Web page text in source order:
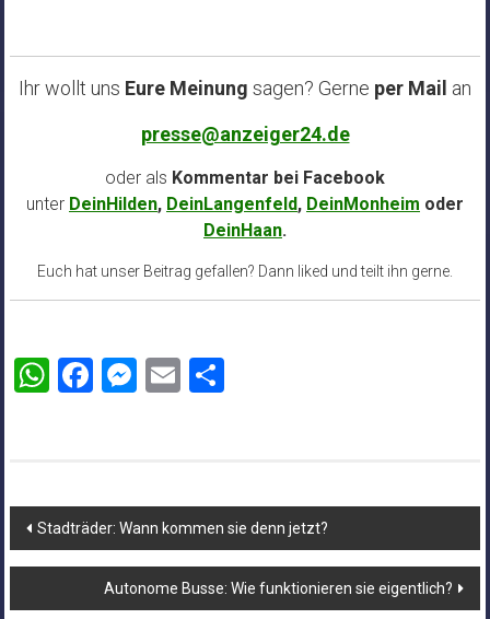
Ihr wollt uns Eure Meinung sagen? Gerne per Mail an
presse@anzeiger24.de
oder als Kommentar bei Facebook
unter DeinHilden, DeinLangenfeld, DeinMonheim oder
DeinHaan.
Euch hat unser Beitrag gefallen? Dann liked und teilt ihn gerne.
WhatsApp
Facebook
Messenger
EmailTeilen
Beitragsnavigation
Stadträder: Wann kommen sie denn jetzt?
Autonome Busse: Wie funktionieren sie eigentlich?